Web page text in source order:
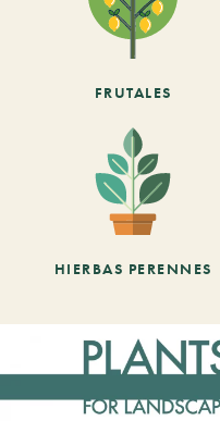
FRUTALES
HIERBAS PERENNES